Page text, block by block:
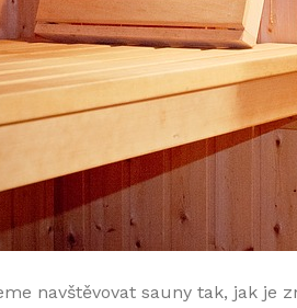
navštěvovat sauny tak, jak je